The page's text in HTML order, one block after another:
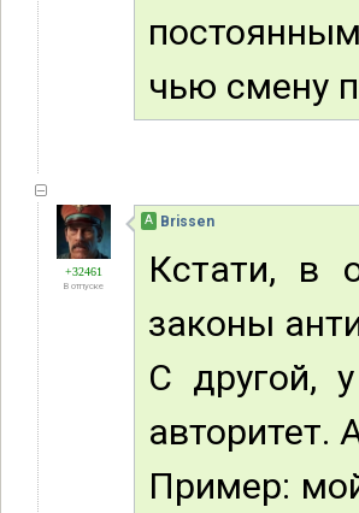
чью смену
+32461
В отпуске
А Brissen
Кстати, в
законы
С другой,
авторитет.
Пример: